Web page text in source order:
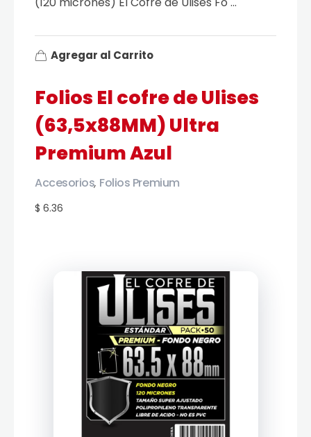
Folios El cofre de Ulises
(63,5x88MM) Ultra
Premium Azul
$ 6.36
Accesorios, Folios Premium
Agregar al Carrito